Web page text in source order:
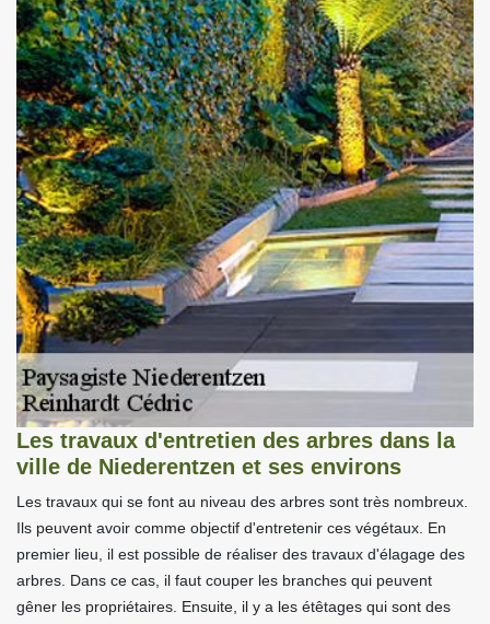
Les travaux d'entretien des arbres dans la
ville de Niederentzen et ses environs
Les travaux qui se font au niveau des arbres sont très nombreux.
Ils peuvent avoir comme objectif d'entretenir ces végétaux. En
premier lieu, il est possible de réaliser des travaux d'élagage des
arbres. Dans ce cas, il faut couper les branches qui peuvent
gêner les propriétaires. Ensuite, il y a les étêtages qui sont des